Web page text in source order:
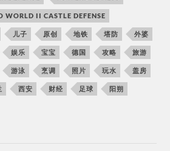
WORLD II CASTLE DEFENSE
儿子 原创 地铁 塔防 外婆
娱乐 宝宝 德国 攻略 旅游
游泳 烹调 照片 玩水 盖房
西安 财经 足球 阳朔